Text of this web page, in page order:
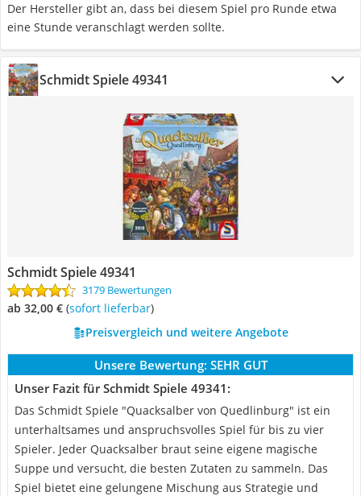
Der Hersteller gibt an, dass bei diesem Spiel pro Runde etwa
eine Stunde veranschlagt werden sollte.
Schmidt Spiele 49341
Schmidt Spiele 49341
3179 Bewertungen
ab 32,00 € ( Sofort lieferbar)
Preisvergleich und weitere Angebote
Unsere Bewertung: SEHR GUT
Unser Fazit für Schmidt Spiele 49341:
Das Schmidt Spiele "Quacksalber von Quedlinburg" ist ein
unterhaltsames und anspruchsvolles Spiel für bis zu vier
Spieler. Jeder Quacksalber braut seine eigene magische
Suppe und versucht, die besten Zutaten zu sammeln. Das
Spiel bietet eine gelungene Mischung aus Strategie und